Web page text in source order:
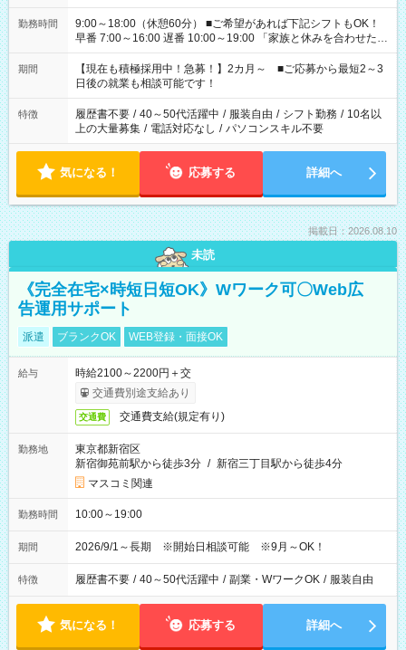
勤務時間
9:00～18:00（休憩60分） ■ご希望があれば下記シフトもOK！
早番 7:00～16:00 遅番 10:00～19:00 「家族と休みを合わせた
い」 「余裕を持って夕飯の準備がしたい」 「できれば残業はし
たくない」 など、ご希望を教えてくださいね。 ※Wワーク希望
の方へ 今ご覧のお仕事で希望する勤務時間と、もう1つのお仕事
の勤務時間。 合計で週40時間を超える場合は応募できません。
期間
【現在も積極採用中！急募！】2カ月～ ■ご応募から最短2～3
日後の就業も相談可能です！
特徴 履歴書不要 / 40～50代活躍中 / 服装自由 / シフト勤務 / 10名以
上の大量募集 / 電話対応なし / パソコンスキル不要
気になる！ 応募する 詳細へ
掲載日：2026.08.10
未読
《完全在宅×時短日短OK》Wワーク可〇Web広
告運用サポート
派遣 ブランクOK WEB登録・面接OK
給与
時給2100～2200円＋交
交通費別途支給あり
交通費 交通費支給(規定有り)
勤務地
東京都新宿区
新宿御苑前駅から徒歩3分 / 新宿三丁目駅から徒歩4分
マスコミ関連
勤務時間 10:00～19:00
期間 2026/9/1～長期 ※開始日相談可能 ※9月～OK！
特徴 履歴書不要 / 40～50代活躍中 / 副業・WワークOK / 服装自由
気になる！ 応募する 詳細へ